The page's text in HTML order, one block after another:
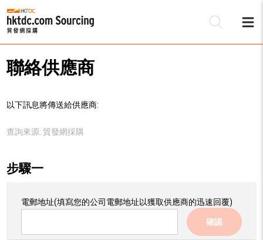
聯絡供應商
以下訊息將傳送給供應商:
查詢來源: 貿發網採購
步驟一
電郵地址(填寫您的公司電郵地址以獲取供應商的迅速回覆)
確認